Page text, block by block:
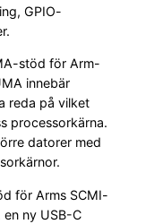
GPIO-
stöd för Arm-
innebär
reda på vilket
processorkärna.
datorer med
för Arms SCMI-
ny USB-C